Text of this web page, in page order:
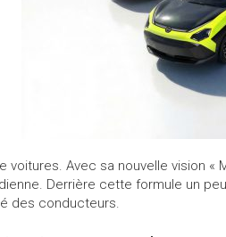
voitures. Avec sa nouvelle vision
Derrière cette formule un
des conducteurs.